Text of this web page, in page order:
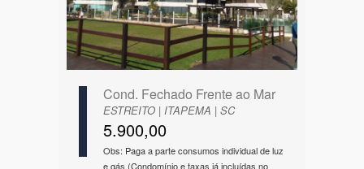
Cond. Fechado Frente ao Mar
ESTREITO | ITAPEMA | SC
5.900,00
Obs: Paga a parte consumos individual de luz
e gás (Condomínio e taxas já incluídas no